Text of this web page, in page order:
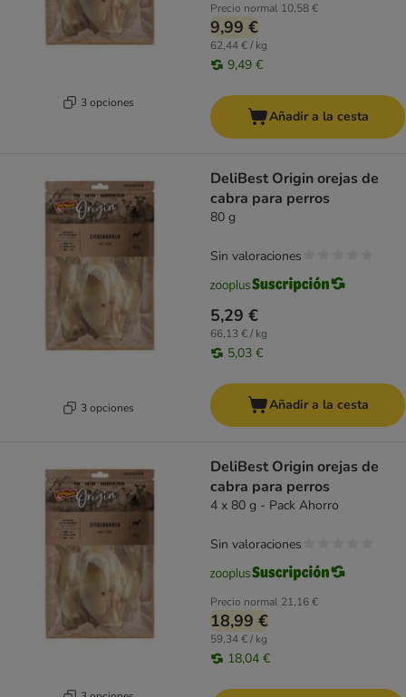
3 opciones
Precio normal 10,58 €
9,99 €
62,44 € / kg
9,49 €
Añadir a la cesta
3 opciones
DeliBest Origin orejas de
cabra para perros
80 g
5,29 €
66,13 € / kg
5,03 €
Sin valoraciones
Añadir a la cesta
DeliBest Origin orejas de
cabra para perros
4 x 80 g - Pack Ahorro
Precio normal 21,16 €
18,99 €
59,34 € / kg
18,04 €
Sin valoraciones